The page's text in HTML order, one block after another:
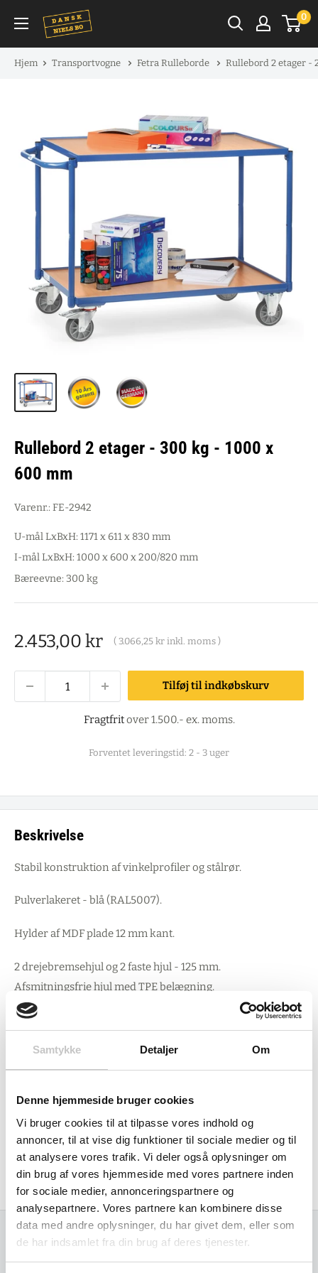
Samtykke Detaljer Om
Denne hjemmeside bruger cookies
Vi bruger cookies til at tilpasse vores indhold og
annoncer, til at vise dig funktioner til sociale medier og til
at analysere vores trafik. Vi deler også oplysninger om
din brug af vores hjemmeside med vores partnere inden
for sociale medier, annonceringspartnere og
analysepartnere. Vores partnere kan kombinere disse
data med andre oplysninger, du har givet dem, eller som
de har indsamlet fra din brug af deres tjenester.
indhold
0
Hjem Transportvogne Fetra Rulleborde Rullebord 2 etager -
Rullebord 2 etager - 300 kg - 1000 x
600 mm
Varenr.: FE-2942
U-mål LxBxH: 1171 x 611 x 830 mm
I-mål LxBxH: 1000 x 600 x 200/820 mm
Bæreevne: 300 kg
Salgspris
2.453,00 kr ( 3.066,25 kr inkl. moms )
Tilføj til indkøbskurv
Fragtfritover 1.500.- ex. moms.
Forventet leveringstid: 2 - 3 uger
Beskrivelse
Stabil konstruktion af vinkelprofiler og stålrør.
Pulverlakeret - blå (RAL5007).
Hylder af MDF plade 12 mm kant.
2 drejebremsehjul og 2 faste hjul - 125 mm.
Afsmitningsfrie hjul med TPE belægning.
(termo plastik elastomer).
Hyldehøjder: 200 820 mm
Bæreevne øverste hylde: 80 kg.
Egenvægt 35 kg
Produceret i Tyskland af Fetra
Relaterede varer